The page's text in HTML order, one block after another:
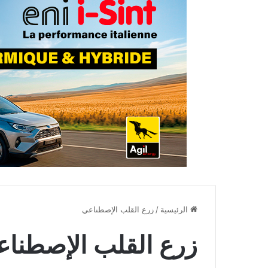
الرئيسية / زرع القلب الإصطناعي
زرع القلب